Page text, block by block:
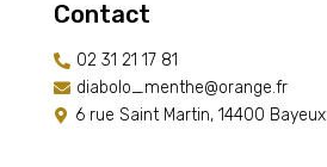
Contact
 02 31 21 17 81
 diabolo_menthe@orange.fr
 6 rue Saint Martin, 14400 Bayeux